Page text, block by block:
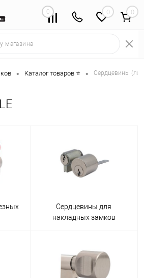
0 0
• Каталог товаров ⭐ • Сердцевины
Сердцевины для
накладных замков